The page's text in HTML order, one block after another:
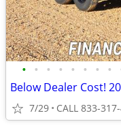
• • • • • • • •
Below Dealer Cost!
7/29 CALL 833-